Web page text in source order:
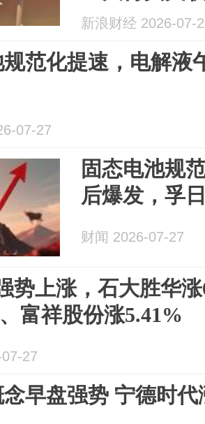
新浪财经 2026-07-
规范化提速，电解液
07-27
固态电池规
后爆发，孚
财闻 2026-07-27
势上涨，石大胜华
富祥股份涨5.41%
27
早盘强势 宁德时代